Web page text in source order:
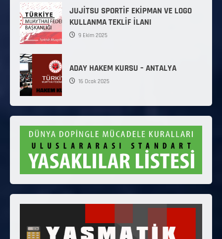
JUJİTSU SPORTİF EKİPMAN VE LOGO
KULLANMA TEKLİF İLANI
9 Ekim 2025
ADAY HAKEM KURSU – ANTALYA
16 Ocak 2025